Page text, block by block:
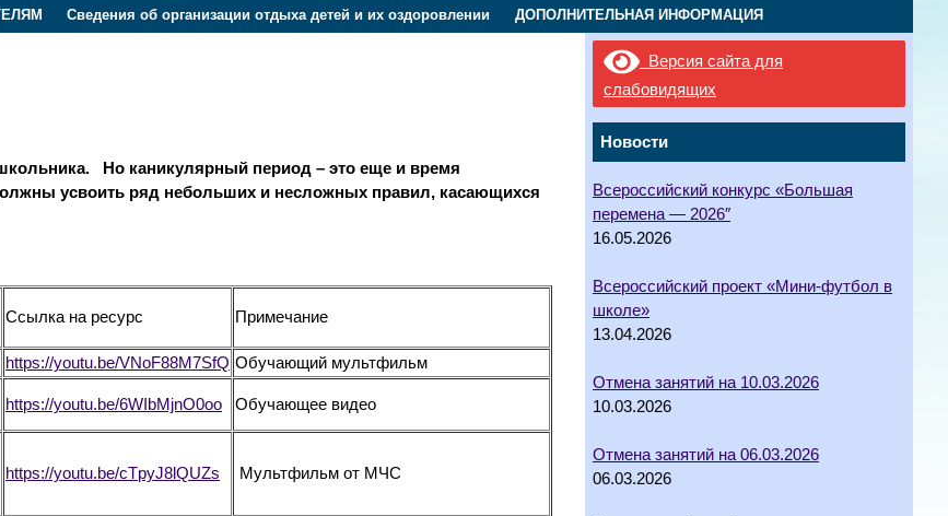
Сведения об организации отдыха детей и их оздоровлении ДОПОЛНИТЕЛЬНАЯ ИНФОРМАЦИЯ
Версия сайта для
слабовидящих
Новости
Всероссийский конкурс «Большая
перемена — 2026″
16.05.2026
Всероссийский проект «Мини-футбол в
школе»
13.04.2026
Отмена занятий на 10.03.2026
10.03.2026
Отмена занятий на 06.03.2026
06.03.2026
Но каникулярный период – это еще и время
усвоить ряд небольших и несложных правил, касающихся
Ссылка на ресурс Примечание
https://youtu.be/VNoF88M7SfQ Обучающий мультфильм
https://youtu.be/6WIbMjnO0oo Обучающее видео
https://youtu.be/cTpyJ8lQUZs Мультфильм от МЧС